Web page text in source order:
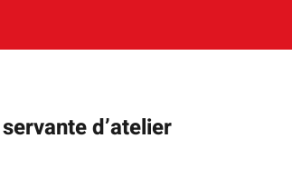
d’atelier